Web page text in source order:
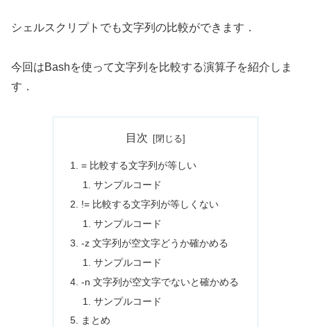
シェルスクリプトでも文字列の比較ができます．
今回はBashを使って文字列を比較する演算子を紹介しま
す．
目次
= 比較する文字列が等しい
サンプルコード
!= 比較する文字列が等しくない
サンプルコード
-z 文字列が空文字どうか確かめる
サンプルコード
-n 文字列が空文字でないと確かめる
サンプルコード
まとめ